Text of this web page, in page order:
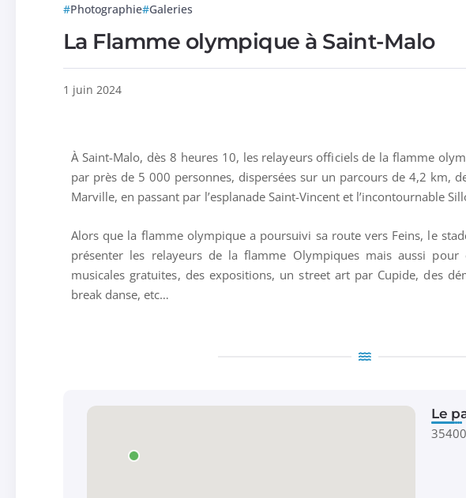
Photographie Galeries
La Flamme olympique à Saint-Malo
1 juin 2024
À Saint-Malo, dès 8 heures 10, les relayeurs officiels de la flamme
par près de 5 000 personnes, dispersées sur un parcours de 4,2 km,
Marville, en passant par l’esplanade Saint-Vincent et l’incontournable
Alors que la flamme olympique a poursuivi sa route vers Feins, le
présenter les relayeurs de la flamme Olympiques mais aussi
musicales gratuites, des expositions, un street art par Cupide, des
break danse, etc…
Le